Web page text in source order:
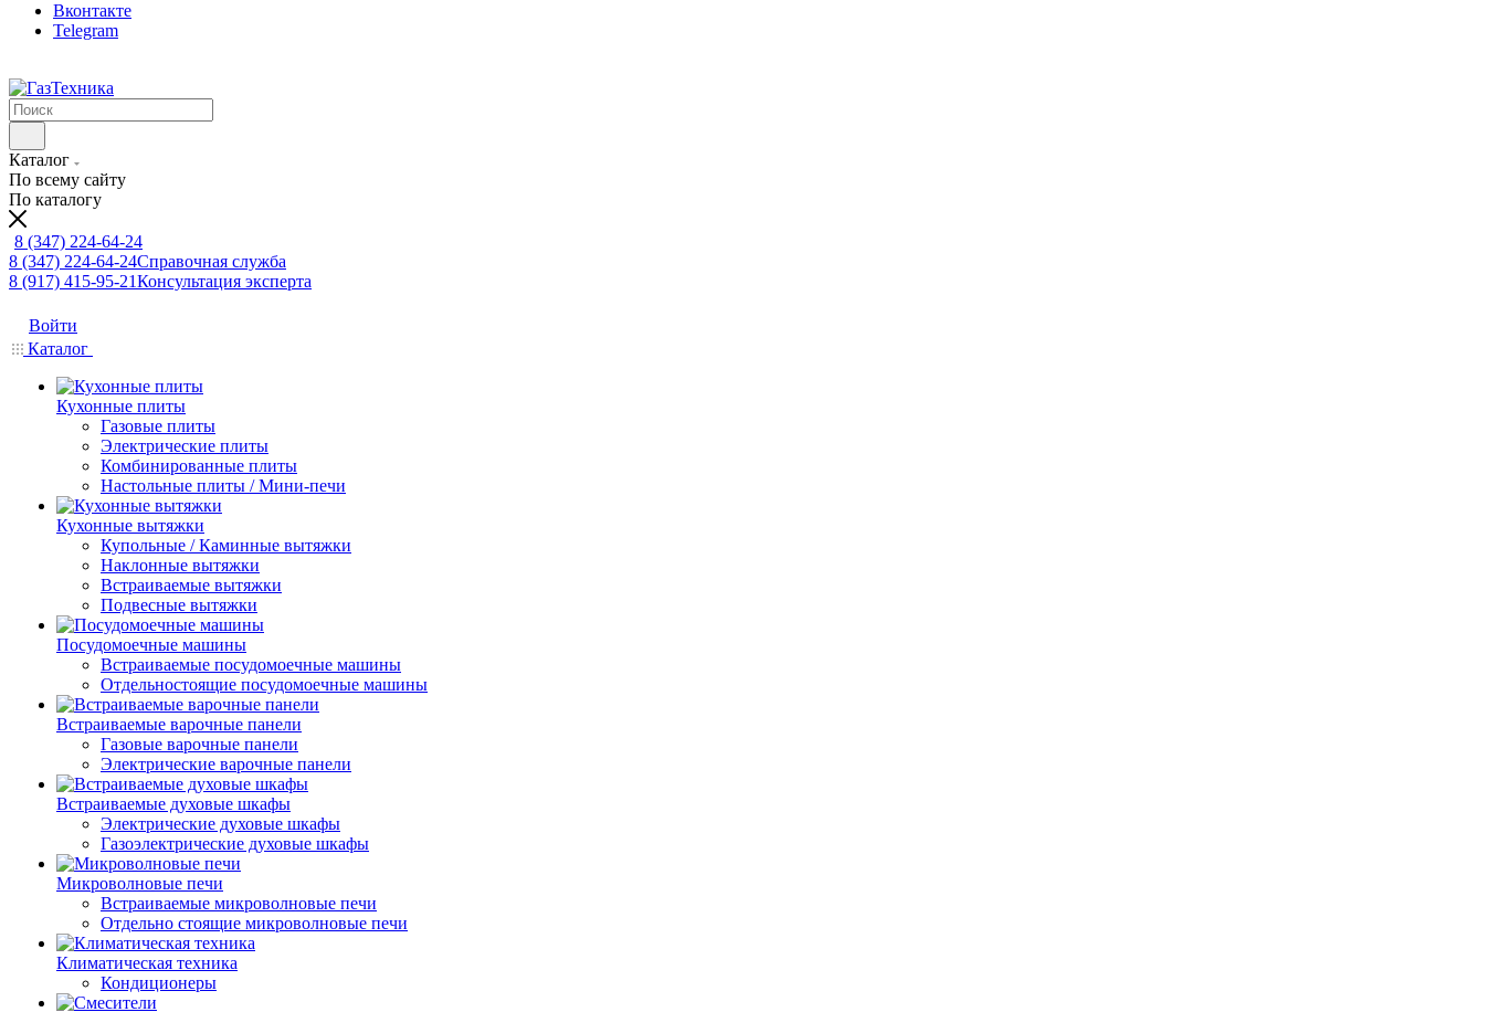
Вконтакте
Telegram
Каталог
По всему сайту
По каталогу
8 (347) 224-64-24
8 (347) 224-64-24Справочная служба
8 (917) 415-95-21Консультация эксперта
Войти
Каталог
Кухонные плиты
Газовые плиты
Электрические плиты
Комбинированные плиты
Настольные плиты / Мини-печи
Кухонные вытяжки
Купольные / Каминные вытяжки
Наклонные вытяжки
Встраиваемые вытяжки
Подвесные вытяжки
Посудомоечные машины
Встраиваемые посудомоечные машины
Отдельностоящие посудомоечные машины
Встраиваемые варочные панели
Газовые варочные панели
Электрические варочные панели
Встраиваемые духовые шкафы
Электрические духовые шкафы
Газоэлектрические духовые шкафы
Микроволновые печи
Встраиваемые микроволновые печи
Отдельно стоящие микроволновые печи
Климатическая техника
Кондиционеры